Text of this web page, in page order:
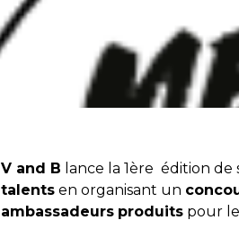
V and B lance la 1ère édition
talents en organisant un
ambassadeurs produits pour